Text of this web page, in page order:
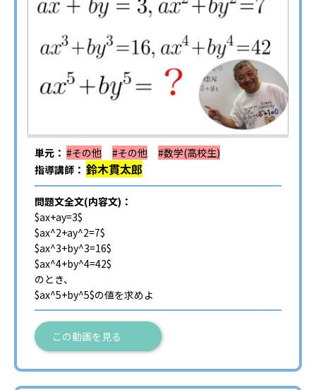
単元： #その他 #その他
#数学(高校生)
指導講師： 鈴木貫太郎
問題文全文(内容文)：
$ax+ay=3$
$ax^2+ay^2=7$
$ax^3+by^3=16$
$ax^4+by^4=42$
のとき、
$ax^5+by^5$の値を求めよ
この動画を見る